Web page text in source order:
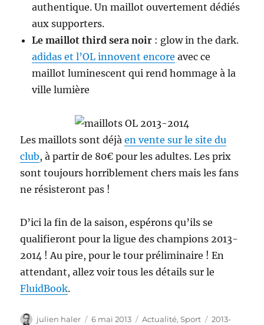
authentique. Un maillot ouvertement dédiés
aux supporters.
Le maillot third sera noir : glow in the dark.
adidas et l’OL innovent encore avec ce
maillot luminescent qui rend hommage à la
ville lumière
Les maillots sont déjàen vente sur le site du
club, à partir de 80€ pour les adultes. Les prix
sont toujours horriblement chers mais les fans
ne résisteront pas !
D’ici la fin de la saison, espérons qu’ils se
qualifieront pour la ligue des champions 2013-
2014 ! Au pire, pour le tour préliminaire ! En
attendant, allez voir tous les détails sur le
FluidBook.
Auteur
julien haler
Publié
6 mai 2013 Catégories
Actualité,Sport Étiquettes
2013-